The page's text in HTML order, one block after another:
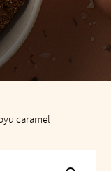
caramel